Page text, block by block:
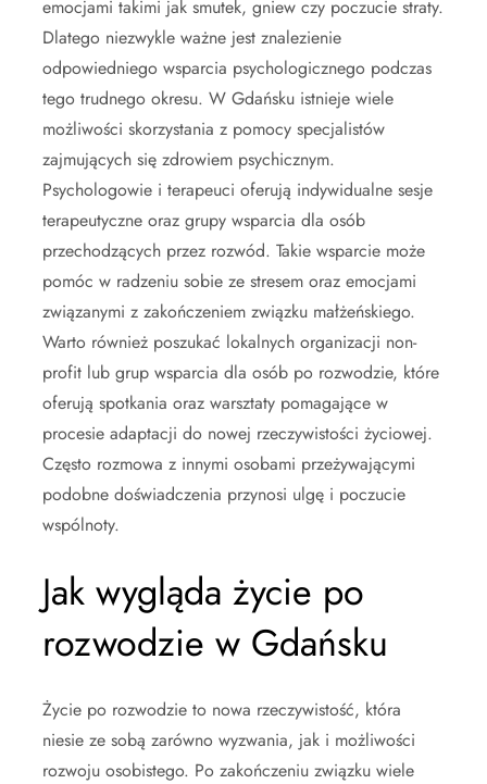
emocjami takimi jak smutek, gniew czy poczucie straty.
Dlatego niezwykle ważne jest znalezienie
odpowiedniego wsparcia psychologicznego podczas
tego trudnego okresu. W Gdańsku istnieje wiele
możliwości skorzystania z pomocy specjalistów
zajmujących się zdrowiem psychicznym.
Psychologowie i terapeuci oferują indywidualne sesje
terapeutyczne oraz grupy wsparcia dla osób
przechodzących przez rozwód. Takie wsparcie może
pomóc w radzeniu sobie ze stresem oraz emocjami
związanymi z zakończeniem związku małżeńskiego.
Warto również poszukać lokalnych organizacji non-
profit lub grup wsparcia dla osób po rozwodzie, które
oferują spotkania oraz warsztaty pomagające w
procesie adaptacji do nowej rzeczywistości życiowej.
Często rozmowa z innymi osobami przeżywającymi
podobne doświadczenia przynosi ulgę i poczucie
wspólnoty.
Jak wygląda życie po
rozwodzie w Gdańsku
Życie po rozwodzie to nowa rzeczywistość, która
niesie ze sobą zarówno wyzwania, jak i możliwości
rozwoju osobistego. Po zakończeniu związku wiele